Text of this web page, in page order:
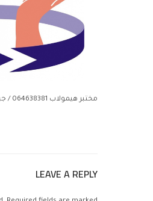
مختبر هيمولاب 064638381 / جبل عمان – ش.ابن خلدون – عمارة 32
LEAVE A REPLY